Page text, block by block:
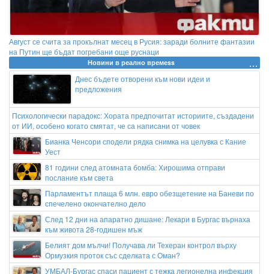
Август се счита за прокълнат месец в Русия: заради болните фантазии
на Путин ще бъдат погребани още руснаци
Новини в реално времеss
Днес бъдете отворени към нови идеи и
предложения
Психологически парадокс: Хората предпочитат историите, създадени
от ИИ, особено когато смятат, че са написани от човек
Бианка Ченсори сподели рядка снимка на целувка с Кание
Уест
81 години след атомната бомба: Хирошима отправи
послание към света
Парламентът плаща 6 млн. евро обезщетение на Баневи по
спечелено окончателно дело
След 12 дни на апаратно дишане: Лекари в Бургас върнаха
към живота 28-годишен мъж
Белият дом мълчи! Получава ли Техеран контрол върху
Ормузкия проток със сделката с Оман?
УМБАЛ-Бургас спаси пациент с тежка легионелна инфекция